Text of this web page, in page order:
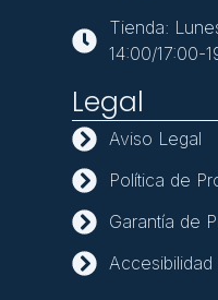
Tienda:
14:00/17:00-
Legal
Aviso Legal
Política de
Garantía de
Accesibilidad